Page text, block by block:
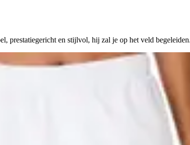
prestatiegericht en stijlvol, hij zal je op het veld